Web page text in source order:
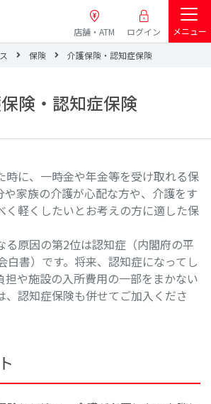
店舗・ATM ログイン
メニュー
保険 介護保険・認知症保険
険・認知症保険
時に、一時金や年金等を受け取れる保
や家族の介護が心配な方や、介護をす
く軽くしたいとお考えの方に適した保
る原因の第2位は認知症（内閣府の平
白書）です。将来、認知症になってし
担や施設の入所費用の一部をまかない
、認知症保険も併せてご加入くださ